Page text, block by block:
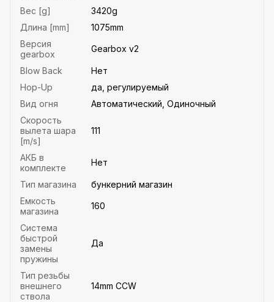
Вес [g]
3420g
Длина [mm]
1075mm
Версия
gearbox
Gearbox v2
Blow Back
Нет
Hop-Up
да, регулируемый
Вид огня
Автоматический, Одиночный
Скорость
вылета шара
[m/s]
111
АКБ в
комплекте
Нет
Тип магазина
бункерний магазин
Емкость
магазина
160
Система
быстрой
замены
пружины
Да
Тип резьбы
внешнего
ствола
14mm CCW